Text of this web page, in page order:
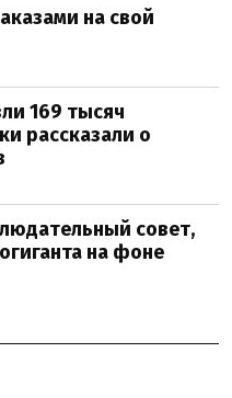
на свой
169 тысяч
рассказали о
совет,
на фоне